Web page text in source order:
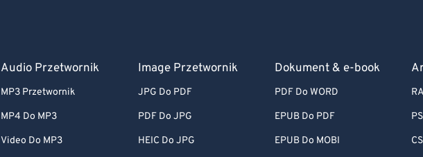
Audio Przetwornik
MP3 Przetwornik
MP4 Do MP3
Video Do MP3
Image Przetwornik
JPG Do PDF
PDF Do JPG
HEIC Do JPG
Dokument & e-book
PDF Do WORD
EPUB Do PDF
EPUB Do MOBI